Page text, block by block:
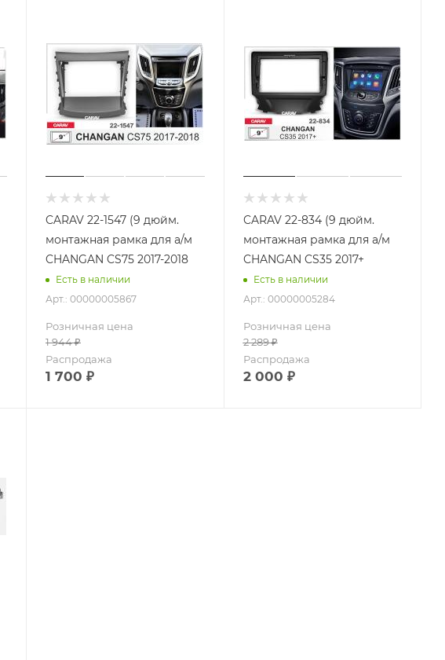
CARAV 22-1547 (9 дюйм.
монтажная рамка для а/м
CHANGAN CS75 2017-2018
Есть в наличии
Арт.: 00000005867
Розничная цена
1 944₽
Распродажа
1 700 ₽
CARAV 22-834 (9 дюйм.
монтажная рамка для а/м
CHANGAN CS35 2017+
Есть в наличии
Арт.: 00000005284
Розничная цена
2 289₽
Распродажа
2 000 ₽